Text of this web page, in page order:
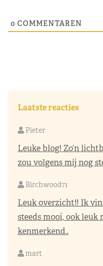
0 COMMENTAREN
Laatste reacties
Pieter
Leuke blog! Zo’n
zou volgens mij nog
Birchwood71
Leuk overzicht!! Ik
steeds mooi, ook leuk
kenmerkend..
mart